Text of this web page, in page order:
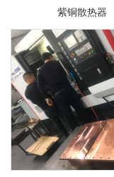
紫铜散热器